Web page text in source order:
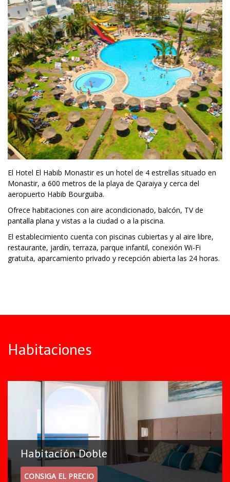
El Hotel El Habib Monastir es un hotel de 4 estrellas situado en
Monastir, a 600 metros de la playa de Qaraiya y cerca del
aeropuerto Habib Bourguiba.
Ofrece habitaciones con aire acondicionado, balcón, TV de
pantalla plana y vistas a la ciudad o a la piscina.
El establecimiento cuenta con piscinas cubiertas y al aire libre,
restaurante, jardín, terraza, parque infantil, conexión Wi-Fi
gratuita, aparcamiento privado y recepción abierta las 24 horas.
Habitaciones
Habitación Doble
CONSIGA EL PRECIO